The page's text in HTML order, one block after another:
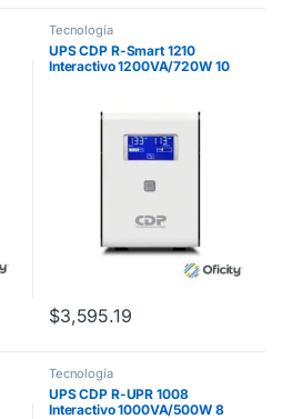
Tecnología
UPS CDP R-Smart 1210
Interactivo 1200VA/720W 10
$3,595.19
Tecnología
UPS CDP R-UPR 1008
Interactivo 1000VA/500W 8